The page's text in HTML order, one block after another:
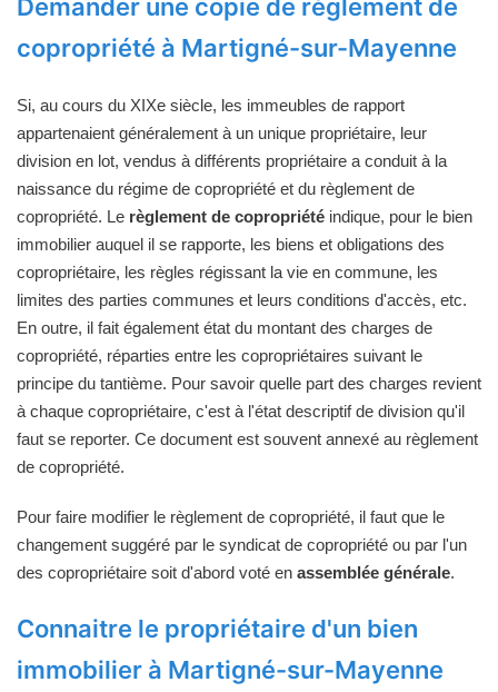
Demander une copie de règlement de
copropriété à Martigné-sur-Mayenne
Si, au cours du XIXe siècle, les immeubles de rapport
appartenaient généralement à un unique propriétaire, leur
division en lot, vendus à différents propriétaire a conduit à la
naissance du régime de copropriété et du règlement de
copropriété. Le règlement de copropriété indique, pour le bien
immobilier auquel il se rapporte, les biens et obligations des
copropriétaire, les règles régissant la vie en commune, les
limites des parties communes et leurs conditions d'accès, etc.
En outre, il fait également état du montant des charges de
copropriété, réparties entre les copropriétaires suivant le
principe du tantième. Pour savoir quelle part des charges revient
à chaque copropriétaire, c'est à l'état descriptif de division qu'il
faut se reporter. Ce document est souvent annexé au règlement
de copropriété.
Pour faire modifier le règlement de copropriété, il faut que le
changement suggéré par le syndicat de copropriété ou par l'un
des copropriétaire soit d'abord voté en assemblée générale.
Connaitre le propriétaire d'un bien
immobilier à Martigné-sur-Mayenne